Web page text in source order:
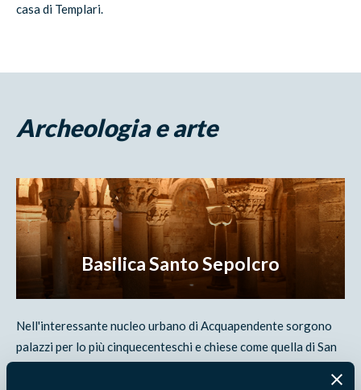
casa di Templari.
Archeologia e arte
Basilica Santo Sepolcro
Nell'interessante nucleo urbano di Acquapendente sorgono
palazzi per lo più cinquecenteschi e chiese come quella di San